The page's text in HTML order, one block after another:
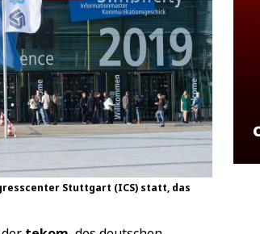
Stuttgart (ICS) statt, das